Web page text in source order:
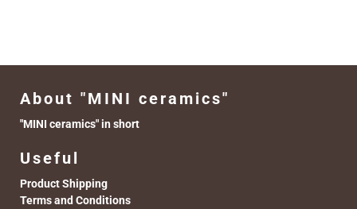
About "MINI ceramics"
"MINI ceramics" in short
Useful
Product Shipping
Terms and Conditions